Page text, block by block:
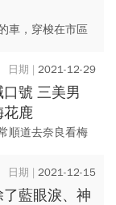
車，穿梭在市區
如，甚至能禮讓
幻...
2021-12-29
口號 三美男
花鹿
順道去奈良看梅
花鹿生態園區負
2021-12-15
藍眼淚、神